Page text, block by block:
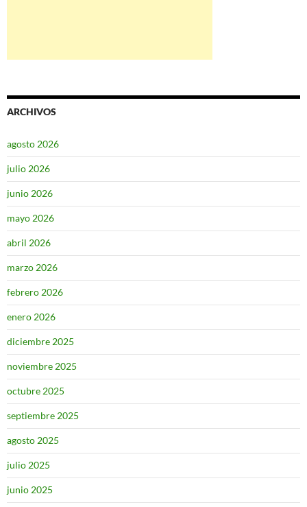
ARCHIVOS
agosto 2026
julio 2026
junio 2026
mayo 2026
abril 2026
marzo 2026
febrero 2026
enero 2026
diciembre 2025
noviembre 2025
octubre 2025
septiembre 2025
agosto 2025
julio 2025
junio 2025